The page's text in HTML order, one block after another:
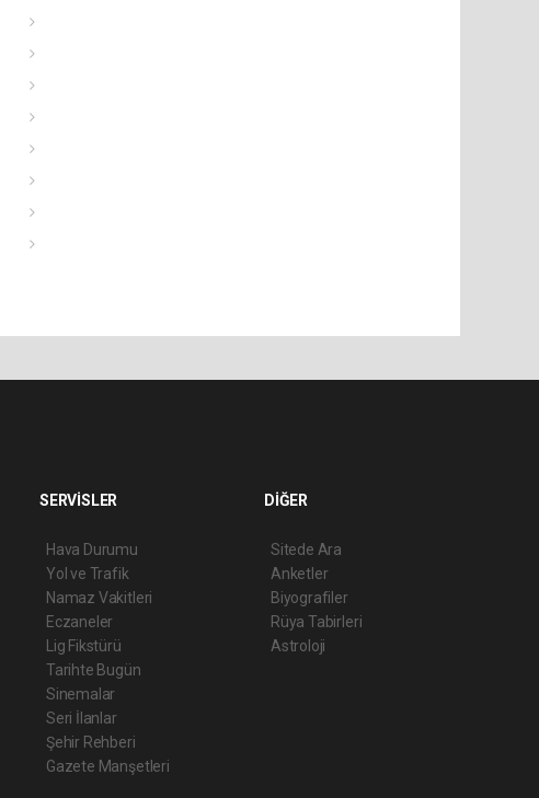
SERVİSLER
Hava Durumu
Yol ve Trafik
Namaz Vakitleri
Eczaneler
Lig Fikstürü
Tarihte Bugün
Sinemalar
Seri İlanlar
Şehir Rehberi
Gazete Manşetleri
DİĞER
Sitede Ara
Anketler
Biyografiler
Rüya Tabirleri
Astroloji